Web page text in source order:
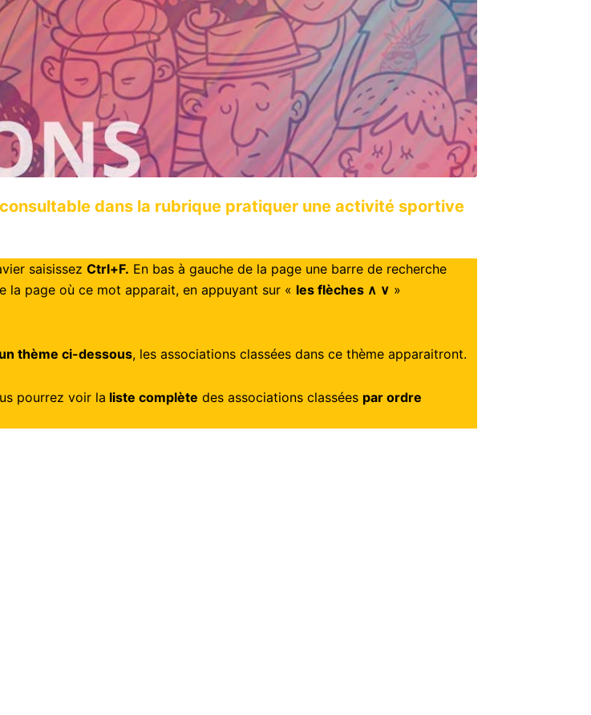
dans la rubrique pratiquer une activité sportive
saisissez Ctrl+F. En bas à gauche de la page une barre de recherche
la page où ce mot apparait, en appuyant sur « les flèches ∧ ∨ »
thème ci-dessous, les associations classées dans ce thème apparaitront.
pourrez voir la liste complète des associations classées par ordre